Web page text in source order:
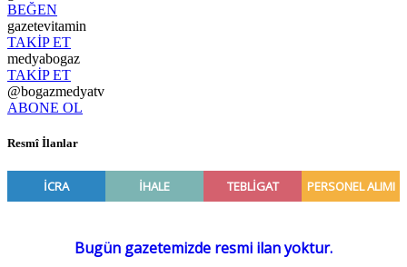
BEĞEN
gazetevitamin
TAKİP ET
medyabogaz
TAKİP ET
@bogazmedyatv
ABONE OL
Resmî İlanlar